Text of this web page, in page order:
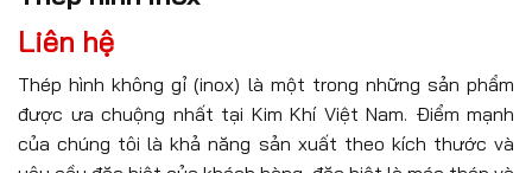
Liên hệ
Thép hình không gỉ (inox) là một trong những sản phẩm
được ưa chuộng nhất tại Kim Khí Việt Nam. Điểm mạnh
của chúng tôi là khả năng sản xuất theo kích thước và